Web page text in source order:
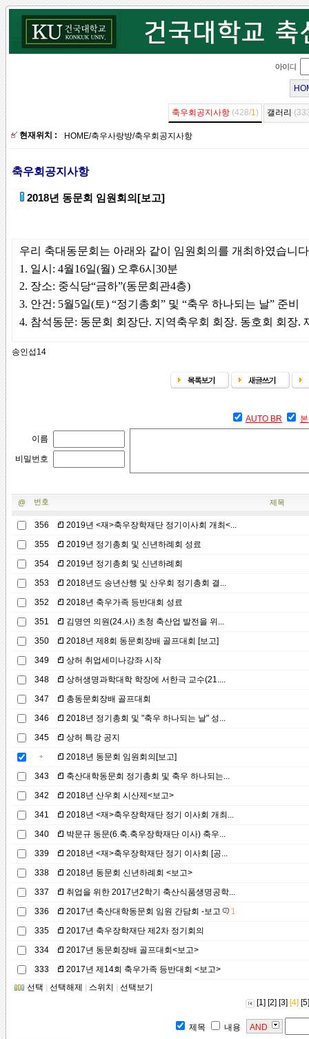
축우회공지사항 (428/1) 갤러리
현재위치 : HOME/축우사랑방/축우회공지사항
축우회공지사항
2018년 동문회 임원회의[보고]
우리 축대동문회는 아래와 같이 임원회의를 개최하였습니
1. 일시: 4월16일(월) 오후6시30분
2. 장소: 중식당“금하”(동문회관4층)
3. 안건: 5월5일(토) “정기총회” 및 “축우 하나되는 날” 준비
4. 참석동문: 동문회 회장단. 지역축우회 회장. 동호회 회장.
송인섭14
AUTO BR
이름
비밀번호
@ 번호 제목
356
2019년 <재>축우장학재단 정기이사회 개최<...
355
2019년 정기총회 및 신년하례회 성료
354
2019년 정기총회 및 신년하례회
353
2018년도 송년산행 및 산우회 정기총회 결...
352
2018년 축우가족 등반대회 성료
351
김명연 의원(24.사) 초청 축산업 발전을 위...
350
2018년 제8회 동문회장배 골프대회 [보고]
349
상허 취업세미나강좌 시작
348
상허생명과학대학 학장에 서한극 교수(21....
347
총동문회장배 골프대회
346
2018년 정기총회 및 "축우 하나되는 날" 성...
345
상허 특강 공지
2018년 동문회 임원회의[보고]
343
축산대학동문회 정기총회 및 축우 하나되는...
342
2018년 산우회 시산제<보고>
341
2018년 <재>축우장학재단 정기 이사회 개최...
340
박문규 동문(6.축.축우장학재단 이사) 축우...
339
2018년 <재>축우장학재단 정기 이사회 [공...
338
2018년 동문회 신년하례회 <보고>
337
취업을 위한 2017년2학기 축산식품생명공학...
336
2017년 축산대학동문회 임원 간담회 -보고
1
335
2017년 축우장학재단 제2차 정기회의
334
2017년 동문회장배 골프대회<보고>
333
2017년 제14회 축우가족 등반대회 <보고>
선택
선택해제 스위치
선택보기
[1] [2] [3] [4] [5]
제목 내용 AND